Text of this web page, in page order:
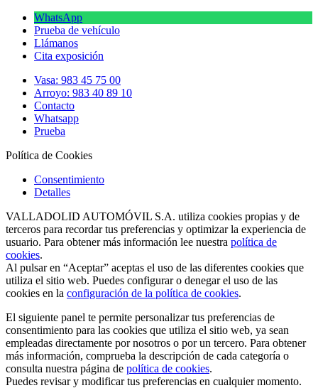
WhatsApp
Prueba de vehículo
Llámanos
Cita exposición
Vasa: 983 45 75 00
Arroyo: 983 40 89 10
Contacto
Whatsapp
Prueba
Política de Cookies
Consentimiento
Detalles
VALLADOLID AUTOMÓVIL S.A. utiliza cookies propias y de
terceros para recordar tus preferencias y optimizar la experiencia de
usuario. Para obtener más información lee nuestra política de
cookies.
Al pulsar en “Aceptar” aceptas el uso de las diferentes cookies que
utiliza el sitio web. Puedes configurar o denegar el uso de las
cookies en la configuración de la política de cookies.
El siguiente panel te permite personalizar tus preferencias de
consentimiento para las cookies que utiliza el sitio web, ya sean
empleadas directamente por nosotros o por un tercero. Para obtener
más información, comprueba la descripción de cada categoría o
consulta nuestra página de política de cookies.
Puedes revisar y modificar tus preferencias en cualquier momento.